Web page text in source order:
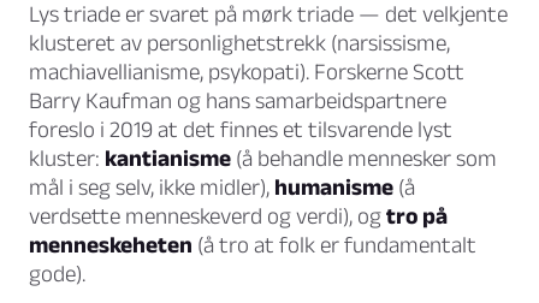
Lys triade er svaret på mørk triade — det velkjente
klusteret av personlighetstrekk (narsissisme,
machiavellianisme, psykopati). Forskerne Scott
Barry Kaufman og hans samarbeidspartnere
foreslo i 2019 at det finnes et tilsvarende lyst
kluster: kantianisme (å behandle mennesker som
mål i seg selv, ikke midler), humanisme (å
verdsette menneskeverd og verdi), ogtro på
menneskeheten (å tro at folk er fundamentalt
gode).